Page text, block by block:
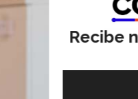
Recibe